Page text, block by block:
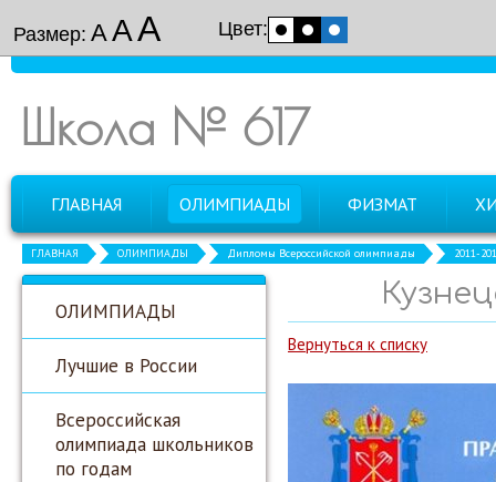
Размер: ААА Цвет:
Школа № 617
ГЛАВНАЯ ОЛИМПИАДЫ ФИЗМАТ
ГЛАВНАЯ ОЛИМПИАДЫ Дипломы Всероссийской олимпиады 2011-
ОЛИМПИАДЫ
Лучшие в России
Всероссийская
олимпиада школьников
по годам
Вернуться к списку